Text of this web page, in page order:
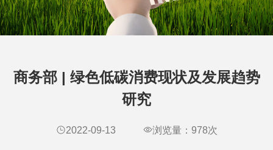
商务部 | 绿色低碳消费现状及发展趋势
研究
2022-09-13 浏览量： 978次